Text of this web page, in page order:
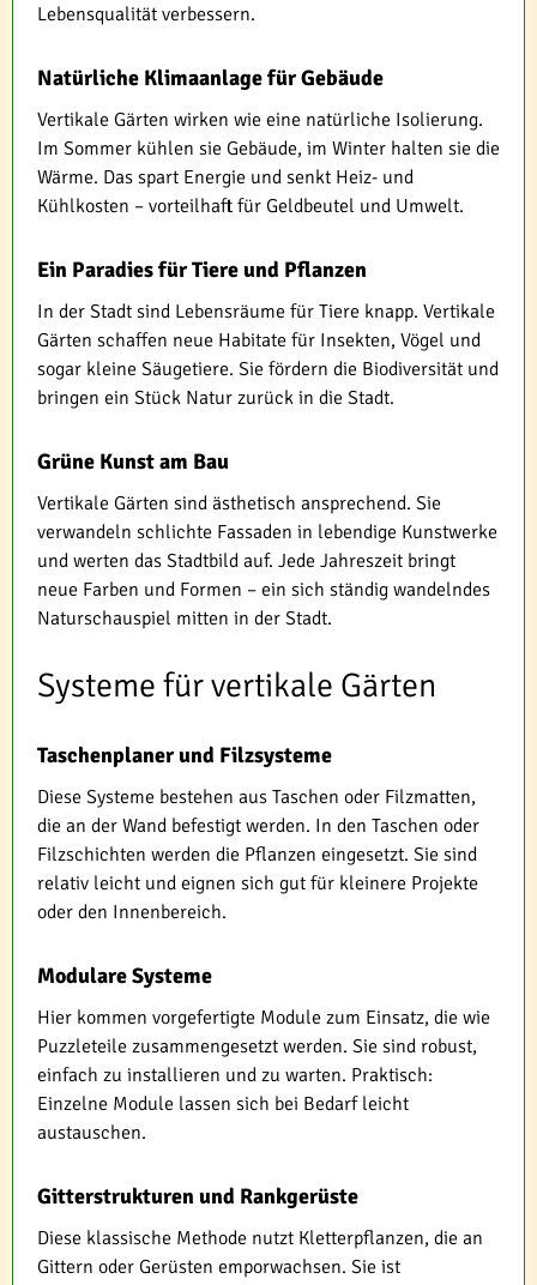
Lebensqualität verbessern.
Natürliche Klimaanlage für Gebäude
Vertikale Gärten wirken wie eine natürliche Isolierung.
Im Sommer kühlen sie Gebäude, im Winter halten sie die
Wärme. Das spart Energie und senkt Heiz- und
Kühlkosten – vorteilhaft für Geldbeutel und Umwelt.
Ein Paradies für Tiere und Pflanzen
In der Stadt sind Lebensräume für Tiere knapp. Vertikale
Gärten schaffen neue Habitate für Insekten, Vögel und
sogar kleine Säugetiere. Sie fördern die Biodiversität und
bringen ein Stück Natur zurück in die Stadt.
Grüne Kunst am Bau
Vertikale Gärten sind ästhetisch ansprechend. Sie
verwandeln schlichte Fassaden in lebendige Kunstwerke
und werten das Stadtbild auf. Jede Jahreszeit bringt
neue Farben und Formen – ein sich ständig wandelndes
Naturschauspiel mitten in der Stadt.
Systeme für vertikale Gärten
Taschenplaner und Filzsysteme
Diese Systeme bestehen aus Taschen oder Filzmatten,
die an der Wand befestigt werden. In den Taschen oder
Filzschichten werden die Pflanzen eingesetzt. Sie sind
relativ leicht und eignen sich gut für kleinere Projekte
oder den Innenbereich.
Modulare Systeme
Hier kommen vorgefertigte Module zum Einsatz, die wie
Puzzleteile zusammengesetzt werden. Sie sind robust,
einfach zu installieren und zu warten. Praktisch:
Einzelne Module lassen sich bei Bedarf leicht
austauschen.
Gitterstrukturen und Rankgerüste
Diese klassische Methode nutzt Kletterpflanzen, die an
Gittern oder Gerüsten emporwachsen. Sie ist